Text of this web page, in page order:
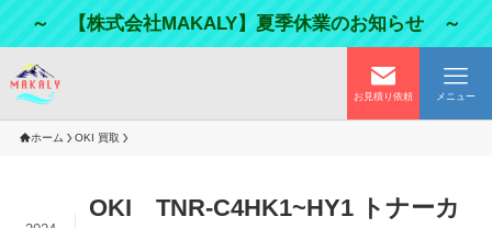
～ 【株式会社MAKALY】夏季休業のお知らせ ～
お見積り依頼 メニュー
ホーム OKI 買取
OKI TNR-C4HK1~HY1 トナーカ